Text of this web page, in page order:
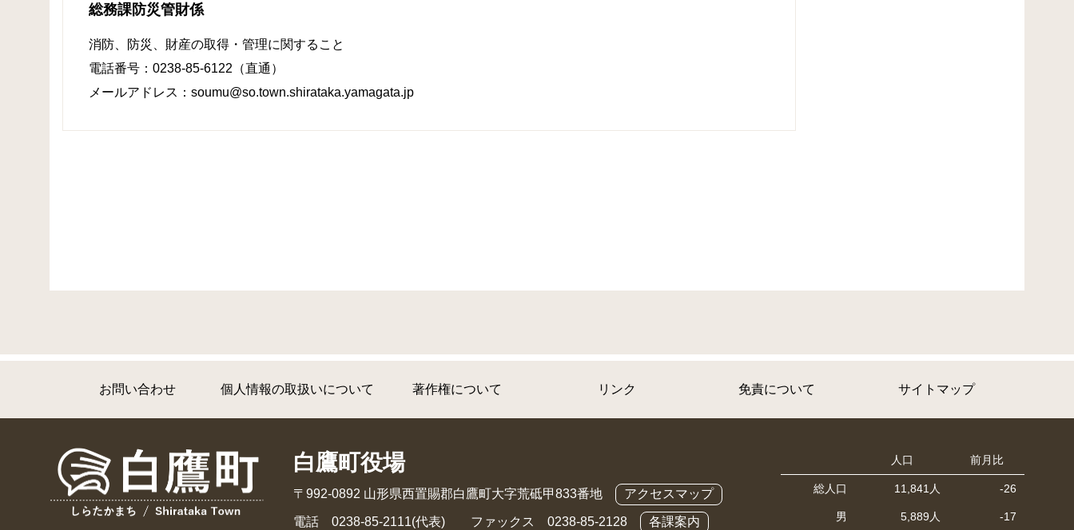
総務課防災管財係
消防、防災、財産の取得・管理に関すること
電話番号：0238-85-6122（直通）
メールアドレス：soumu@so.town.shirataka.yamagata.jp
お問い合わせ 個人情報の取扱いについて 著作権について リンク 免責について サイトマップ
白鷹町役場
〒992-0892 山形県西置賜郡白鷹町大字荒砥甲833番地 アクセスマップ
電話 0238-85-2111(代表) ファックス 0238-85-2128 各課案内
人口 前月比
総人口 11,841人 -26
男 5,889人 -17